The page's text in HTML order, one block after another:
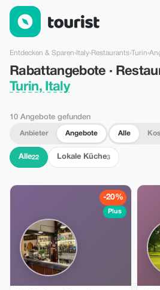
Rabattangebote · Restaurants in
Entdecken & Sparen› Italy›Restaurants›Turin›
Rabattangebote ·
Turin, Italy
10 Angebote gefunden
Anbieter Angebote Alle
Alle22 Lokale Küche3
-20%
Plus